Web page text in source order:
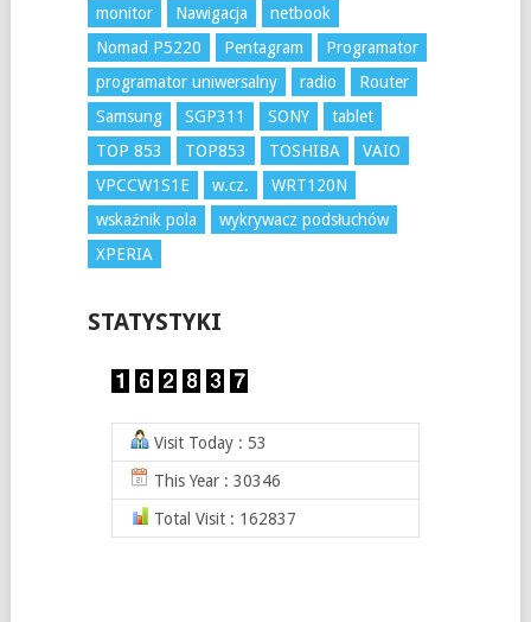
monitor
Nawigacja
netbook
Nomad P5220
Pentagram
Programator
programator uniwersalny
radio
Router
Samsung
SGP311 SONY
tablet
TOP 853
TOP853 TOSHIBA
VAIO
VPCCW1S1E
w.cz.
WRT120N
wskaźnik pola
wykrywacz podsłuchów
XPERIA
STATYSTYKI
Visit Today : 53
This Year : 30346
Total Visit : 162837